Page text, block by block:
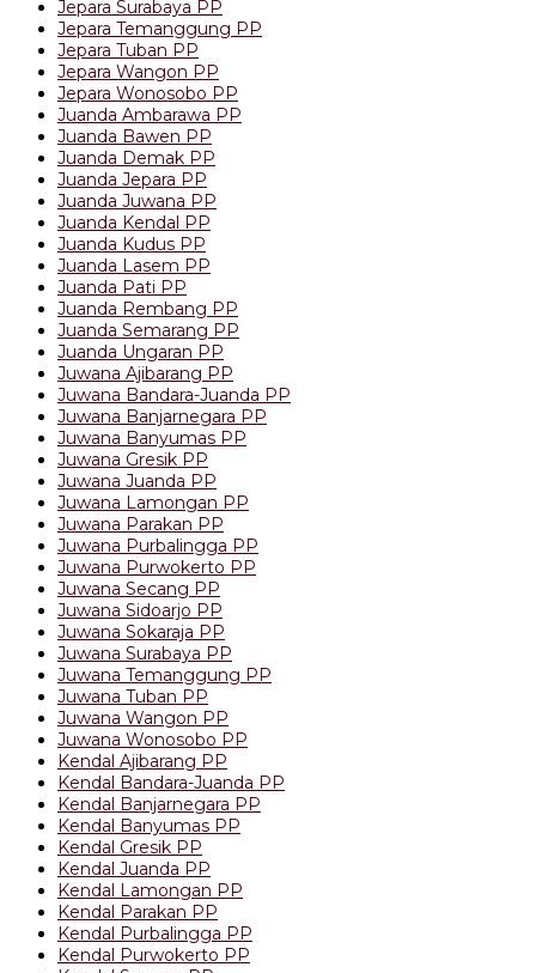
Jepara Surabaya PP
Jepara Temanggung PP
Jepara Tuban PP
Jepara Wangon PP
Jepara Wonosobo PP
Juanda Ambarawa PP
Juanda Bawen PP
Juanda Demak PP
Juanda Jepara PP
Juanda Juwana PP
Juanda Kendal PP
Juanda Kudus PP
Juanda Lasem PP
Juanda Pati PP
Juanda Rembang PP
Juanda Semarang PP
Juanda Ungaran PP
Juwana Ajibarang PP
Juwana Bandara-Juanda PP
Juwana Banjarnegara PP
Juwana Banyumas PP
Juwana Gresik PP
Juwana Juanda PP
Juwana Lamongan PP
Juwana Parakan PP
Juwana Purbalingga PP
Juwana Purwokerto PP
Juwana Secang PP
Juwana Sidoarjo PP
Juwana Sokaraja PP
Juwana Surabaya PP
Juwana Temanggung PP
Juwana Tuban PP
Juwana Wangon PP
Juwana Wonosobo PP
Kendal Ajibarang PP
Kendal Bandara-Juanda PP
Kendal Banjarnegara PP
Kendal Banyumas PP
Kendal Gresik PP
Kendal Juanda PP
Kendal Lamongan PP
Kendal Parakan PP
Kendal Purbalingga PP
Kendal Purwokerto PP